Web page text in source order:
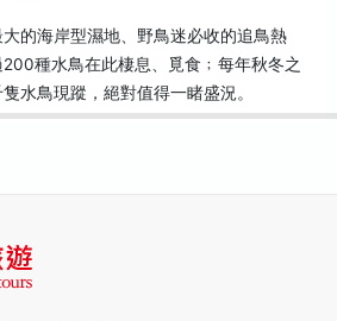
的海岸型濕地、野鳥迷必收的追鳥熱
種水鳥在此棲息、覓食﹔每年秋冬之
水鳥現蹤，絕對值得一睹盛況。